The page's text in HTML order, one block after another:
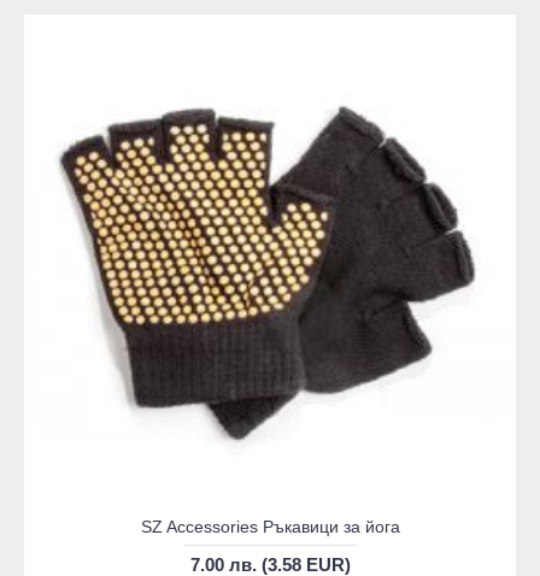
SZ Accessories Ръкавици за йога
7.00 лв. (3.58 EUR)